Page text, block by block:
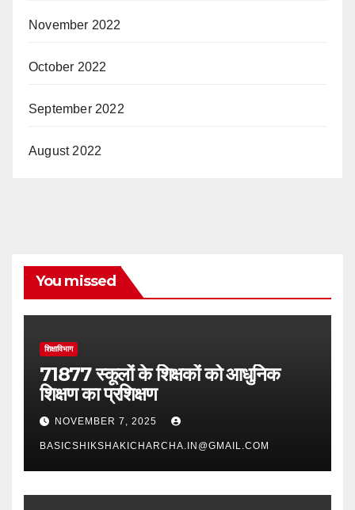
November 2022
October 2022
September 2022
August 2022
You missed
शिक्षाविभाग
71877 स्कूलों के शिक्षकों को आधुनिक
शिक्षण का प्रशिक्षण
NOVEMBER 7, 2025
BASICSHIKSHAKICHARCHA.IN@GMAIL.COM